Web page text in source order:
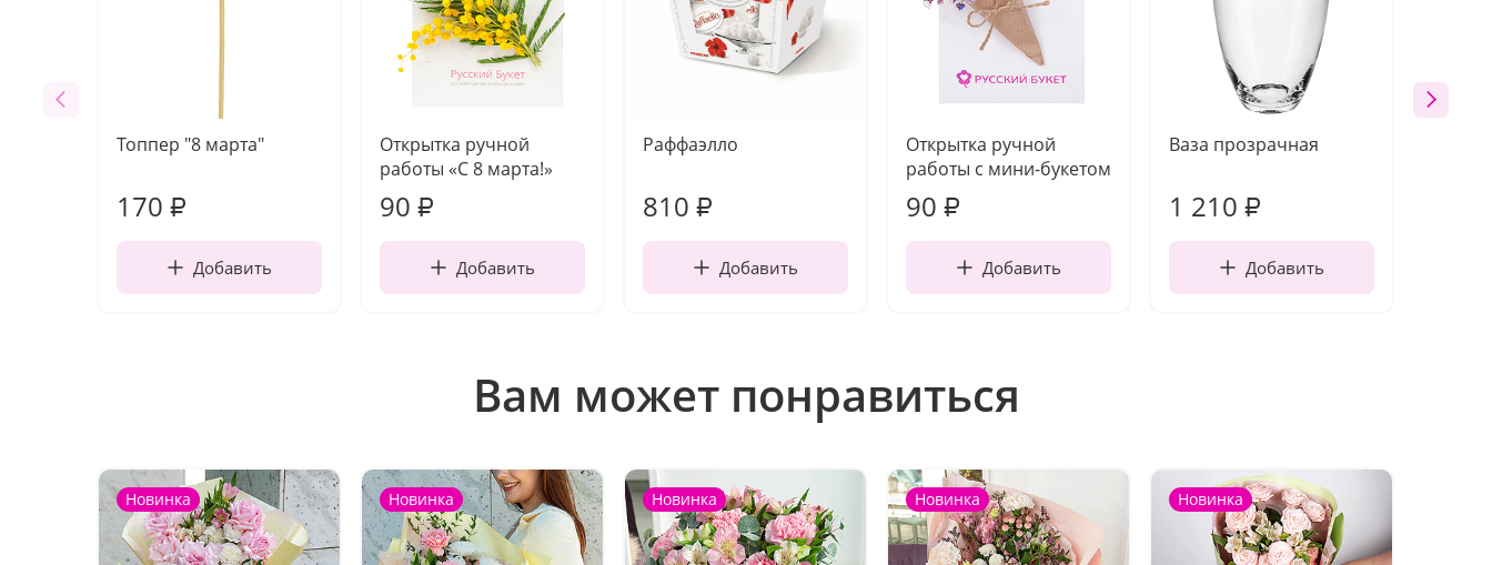
Топпер "8 марта"
170 ₽
Добавить
Открытка ручной
работы «С 8 марта!»
90 ₽
Добавить
Раффаэлло
810 ₽
Добавить
Открытка ручной
работы с мини-букетом
90 ₽
Добавить
Ваза прозрачная
1 210 ₽
Добавить
Вам может понравиться
Новинка Новинка Новинка Новинка Новинка